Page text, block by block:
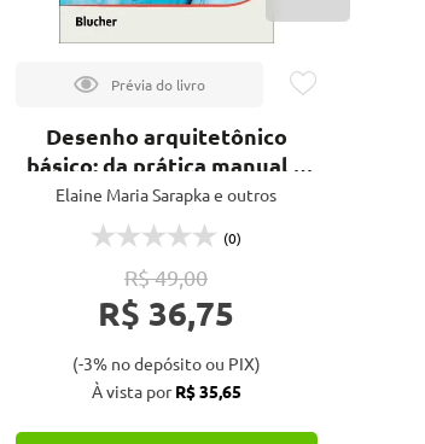
Desenho arquitetônico
básico: da prática manual à
digital
Elaine Maria Sarapka e outros
(0)
R$ 49,00
R$ 36,75
(-3% no depósito ou PIX)
À vista porR$ 35,65